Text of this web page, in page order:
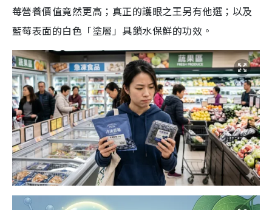
莓營養價值竟然更高；真正的護眼之王另有他選；以及
藍莓表面的白色「塗層」具鎖水保鮮的功效。